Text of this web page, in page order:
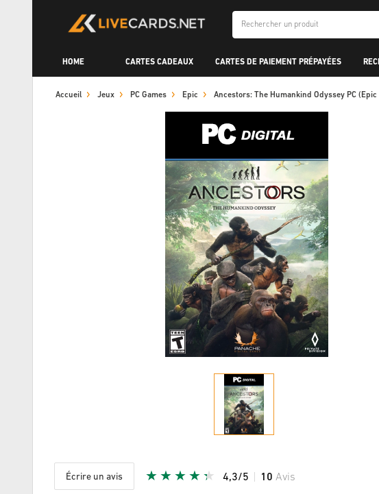
HOME CARTES CADEAUX CARTES DE PAIEMENT PRÉPAYÉES
Accueil Jeux PC Games Epic Ancestors: The Humankind Odyssey PC (Epic
Écrire un avis 4,3/5 10 Avis